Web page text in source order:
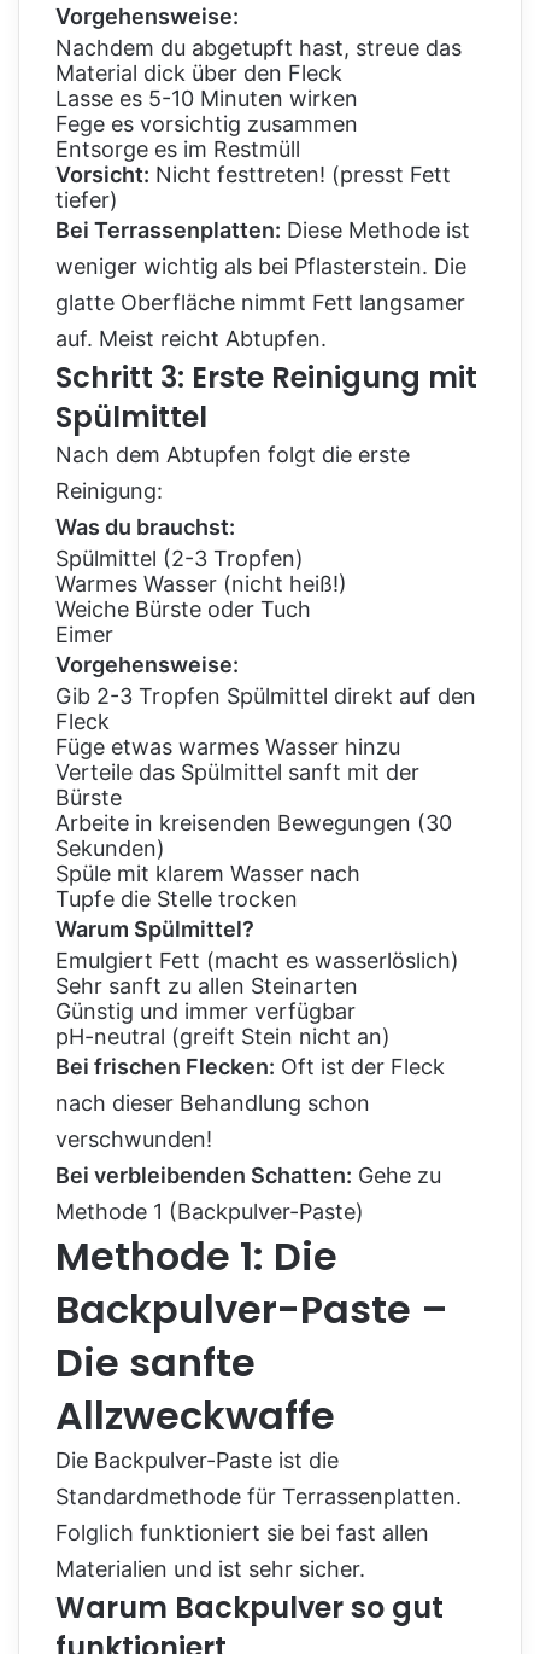
Vorgehensweise:
Nachdem du abgetupft hast, streue das
Material dick über den Fleck
Lasse es 5-10 Minuten wirken
Fege es vorsichtig zusammen
Entsorge es im Restmüll
Vorsicht: Nicht festtreten! (presst Fett
tiefer)
Bei Terrassenplatten: Diese Methode ist
weniger wichtig als bei Pflasterstein. Die
glatte Oberfläche nimmt Fett langsamer
auf. Meist reicht Abtupfen.
Schritt 3: Erste Reinigung mit
Spülmittel
Nach dem Abtupfen folgt die erste
Reinigung:
Was du brauchst:
Spülmittel (2-3 Tropfen)
Warmes Wasser (nicht heiß!)
Weiche Bürste oder Tuch
Eimer
Vorgehensweise:
Gib 2-3 Tropfen Spülmittel direkt auf den
Fleck
Füge etwas warmes Wasser hinzu
Verteile das Spülmittel sanft mit der
Bürste
Arbeite in kreisenden Bewegungen (30
Sekunden)
Spüle mit klarem Wasser nach
Tupfe die Stelle trocken
Warum Spülmittel?
Emulgiert Fett (macht es wasserlöslich)
Sehr sanft zu allen Steinarten
Günstig und immer verfügbar
pH-neutral (greift Stein nicht an)
Bei frischen Flecken: Oft ist der Fleck
nach dieser Behandlung schon
verschwunden!
Bei verbleibenden Schatten: Gehe zu
Methode 1 (Backpulver-Paste)
Methode 1: Die
Backpulver-Paste –
Die sanfte
Allzweckwaffe
Die Backpulver-Paste ist die
Standardmethode für Terrassenplatten.
Folglich funktioniert sie bei fast allen
Materialien und ist sehr sicher.
Warum Backpulver so gut